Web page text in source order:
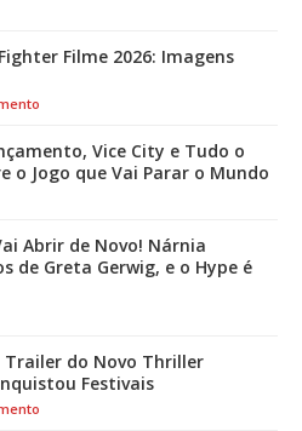
Filme 2026: Imagens
Vice City e Tudo o
o Jogo que Vai Parar o Mundo
Abrir de Novo! Nárnia
de Greta Gerwig, e o Hype é
Trailer do Novo Thriller
Festivais